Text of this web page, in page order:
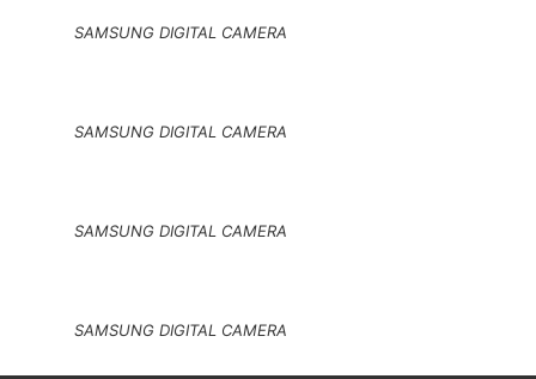
SAMSUNG DIGITAL CAMERA
SAMSUNG DIGITAL CAMERA
SAMSUNG DIGITAL CAMERA
SAMSUNG DIGITAL CAMERA